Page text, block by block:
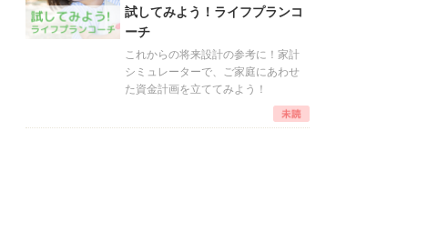
試してみよう！ライフプランコ
ーチ
これからの将来設計の参考に！家計
シミュレーターで、ご家庭にあわせ
た資金計画を立ててみよう！